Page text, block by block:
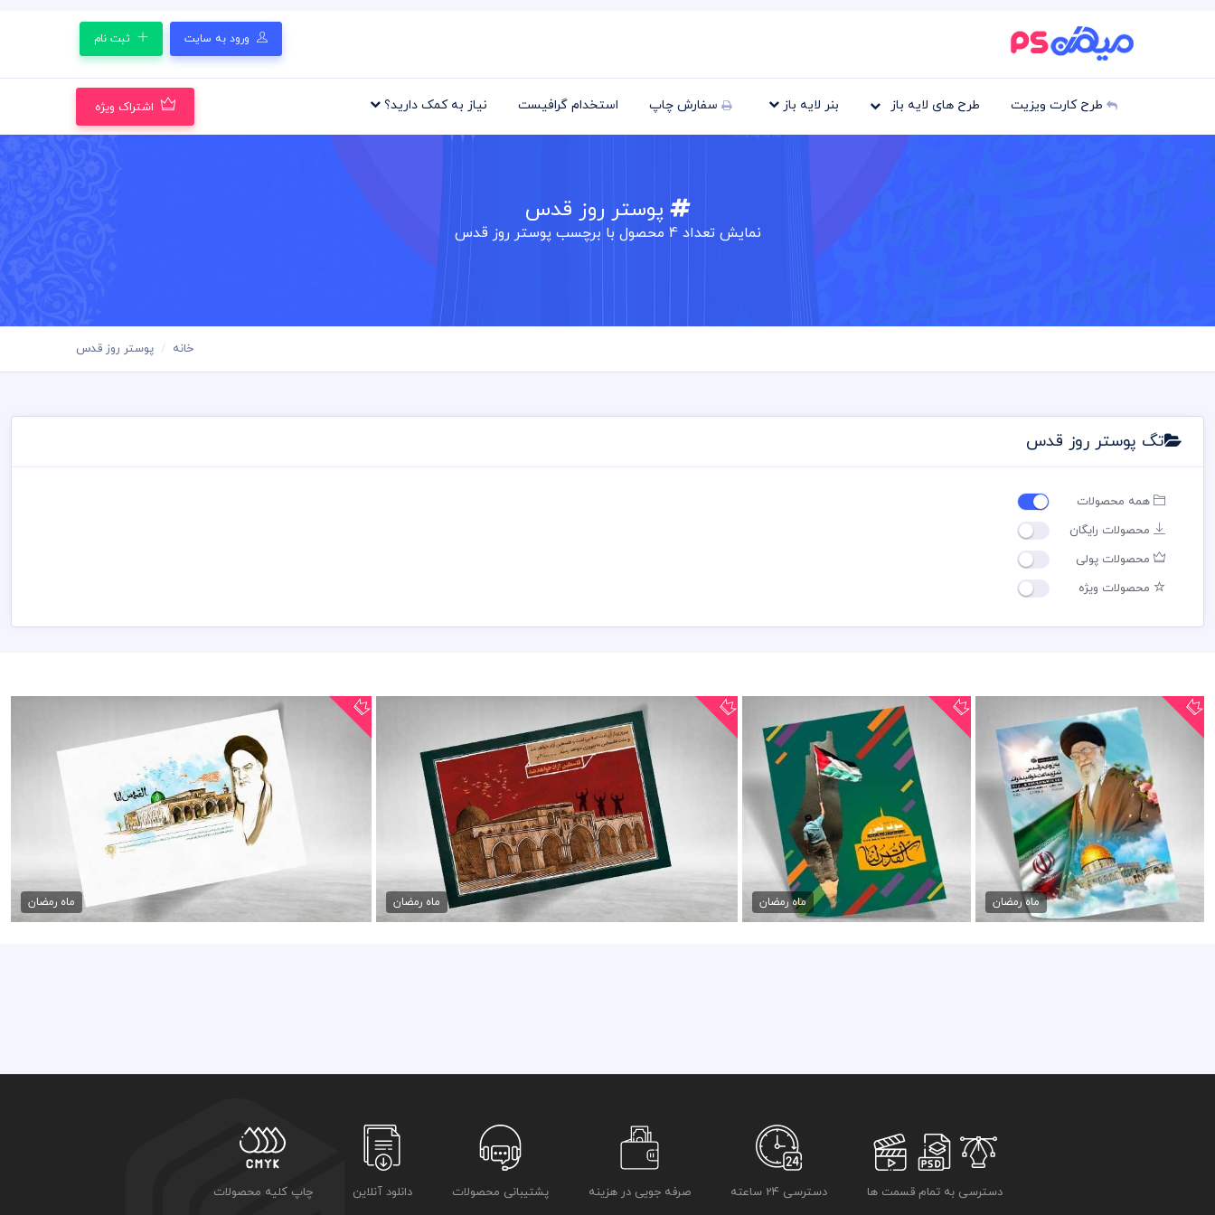
ورود به سایت ثبت نام
طرح کارت ویزیت طرح های لایه باز بنر لایه باز سفارش چاپ استخدام گرافیست نیاز به کمک دارید؟ اشتراک ویژه
پوستر روز قدس
نمایش تعداد4 محصول با برچسب پوستر روز قدس
خانه پوستر روز قدس
تگ پوستر روز قدس
همه محصولات
محصولات رایگان
محصولات پولی
محصولات ویژه
پوستر روز قدس
45,000 تومان
ماه رمضان
پوستر لایه باز روز قدس
45,000 تومان
ماه رمضان
پوستر فلسطین آزاد خواهد شد
45,000 تومان
ماه رمضان
ماه رمضان
دسترسی به تمام قسمت ها دسترسی 24 ساعته صرفه جویی در هزینه پشتیبانی محصولات دانلود آنلاین چاپ کلیه محصولات